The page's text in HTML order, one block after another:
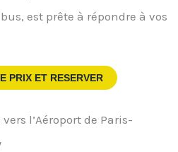
est prête à répondre à vos
PRIX ET RESERVER
l’Aéroport de Paris-